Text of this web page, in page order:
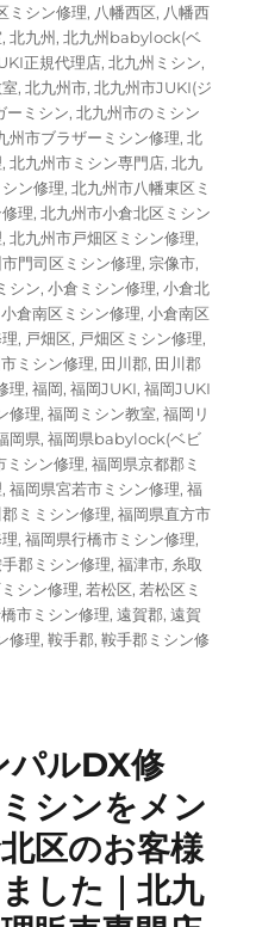
ミシン修理, 八幡西区, 八幡西
,北九州 ,北九州babylock(ベ
正規代理店,北九州ミシン,
,北九州市,北九州市JUKI(ジ
ーミシン,北九州市のミシン
州市ブラザーミシン修理,北
,北九州市ミシン専門店,北九
ン修理,北九州市八幡東区ミ
理,北九州市小倉北区ミシン
,北九州市戸畑区ミシン修理,
門司区ミシン修理, 宗像市,
シン,小倉ミシン修理,小倉北
小倉南区ミシン修理,小倉南区
, 戸畑区, 戸畑区ミシン修理,
ミシン修理, 田川郡, 田川郡
理,福岡,福岡JUKI,福岡JUKI
修理,福岡ミシン教室,福岡リ
岡県,福岡県babylock(ベビ
ミシン修理,福岡県京都郡ミ
,福岡県宮若市ミシン修理,福
ミミシン修理,福岡県直方市
,福岡県行橋市ミシン修理,
郡ミシン修理,福津市, 糸取
シン修理, 若松区, 若松区ミ
市ミシン修理,遠賀郡,遠賀
修理,鞍手郡,鞍手郡ミシン修
パルDX修
シンをメン
区のお客様
した｜北九